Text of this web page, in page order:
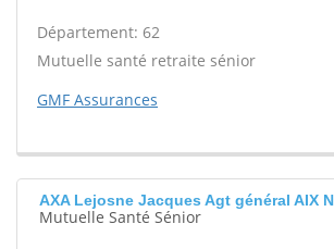
Département: 62
Mutuelle santé retraite sénior
GMF Assurances
AXA Lejosne Jacques Agt général AIX
Mutuelle Santé Sénior